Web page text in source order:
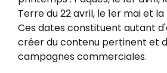
Terre du 22 avril, le 1er mai et
Ces dates constituent autant
créer du contenu pertinent et
campagnes commerciales.